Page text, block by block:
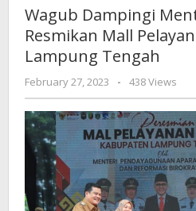
Wagub Dampingi
Resmikan Mall
Lampung Tengah
February 27, 2023
by
AdminML
- 438 Views